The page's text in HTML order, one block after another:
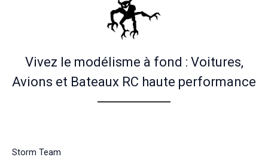
Vivez le modélisme à fond : Voitures,
Avions et Bateaux RC haute performance
Storm Team